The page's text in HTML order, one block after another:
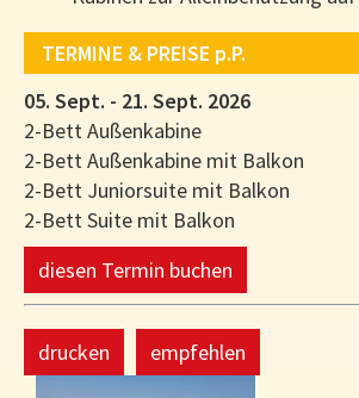
TERMINE & PREISE p.P.
05. Sept. - 21. Sept. 2026
2-Bett Außenkabine
2-Bett Außenkabine mit Balkon
2-Bett Juniorsuite mit Balkon
2-Bett Suite mit Balkon
diesen Termin buchen
drucken empfehlen